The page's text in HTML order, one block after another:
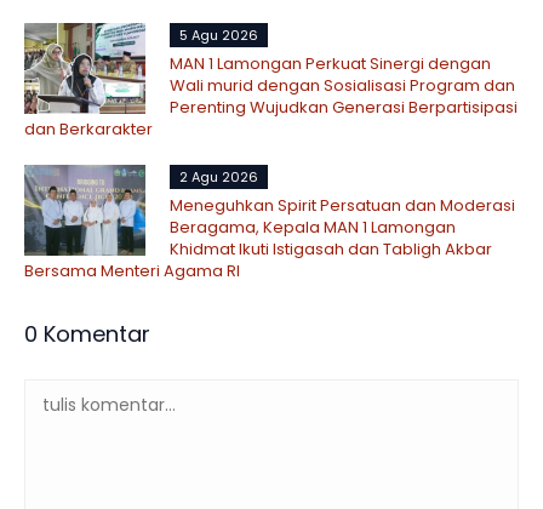
5 Agu 2026
MAN 1 Lamongan Perkuat Sinergi dengan
Wali murid dengan Sosialisasi Program dan
Perenting Wujudkan Generasi Berpartisipasi
dan Berkarakter
2 Agu 2026
Meneguhkan Spirit Persatuan dan Moderasi
Beragama, Kepala MAN 1 Lamongan
Khidmat Ikuti Istigasah dan Tabligh Akbar
Bersama Menteri Agama RI
0 Komentar